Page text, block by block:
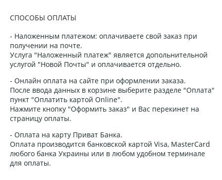
СПОСОБЫ ОПЛАТЫ
- Наложенным платежом: оплачиваете свой заказ при
получении на почте.
Услуга "Наложенный платеж" является допольнительной
услугой "Новой Почты" и оплачивается отдельно.
- Онлайн оплата на сайте при оформлении заказа.
После ввода данных в корзине выберите разделе "Оплата"
пункт "Оплатить картой Online".
Нажмите кнопку "Оформить заказ" и Вас перекинет на
страницу оплаты.
- Оплата на карту Приват Банка.
Оплата производится банковской картой Visa, MasterCard
любого банка Украины или в любом удобном терминале
для оплаты.